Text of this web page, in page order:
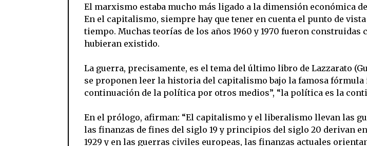
El marxismo estaba mucho más ligado a la dimensión económica
En el capitalismo, siempre hay que tener en cuenta el punto de
tiempo. Muchas teorías de los años 1960 y 1970 fueron
hubieran existido.
La guerra, precisamente, es el tema del último libro de Lazzarato
se proponen leer la historia del capitalismo bajo la famosa fórmula
continuación de la política por otros medios”, “la política es la
En el prólogo, afirman: “El capitalismo y el liberalismo llevan las
las finanzas de fines del siglo 19 y principios del siglo 20 derivan
1929 y en las guerras civiles europeas, las finanzas actuales